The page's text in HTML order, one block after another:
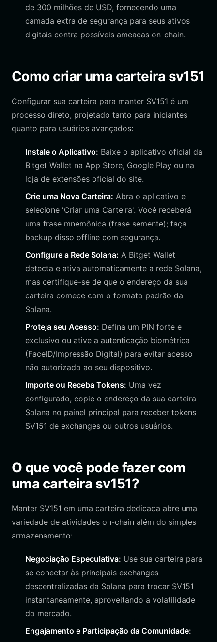
de 300 milhões de USD, fornecendo uma
camada extra de segurança para seus ativos
digitais contra possíveis ameaças on-chain.
Como criar uma carteira sv151
Configurar sua carteira para manter SV151 é um
processo direto, projetado tanto para iniciantes
quanto para usuários avançados:
Instale o Aplicativo: Baixe o aplicativo oficial da
Bitget Wallet na App Store, Google Play ou na
loja de extensões oficial do site.
Crie uma Nova Carteira: Abra o aplicativo e
selecione 'Criar uma Carteira'. Você receberá
uma frase mnemônica (frase semente); faça
backup disso offline com segurança.
Configure a Rede Solana: A Bitget Wallet
detecta e ativa automaticamente a rede Solana,
mas certifique-se de que o endereço da sua
carteira comece com o formato padrão da
Solana.
Proteja seu Acesso: Defina um PIN forte e
exclusivo ou ative a autenticação biométrica
(FaceID/Impressão Digital) para evitar acesso
não autorizado ao seu dispositivo.
Importe ou Receba Tokens: Uma vez
configurado, copie o endereço da sua carteira
Solana no painel principal para receber tokens
SV151 de exchanges ou outros usuários.
O que você pode fazer com
uma carteira sv151?
Manter SV151 em uma carteira dedicada abre uma
variedade de atividades on-chain além do simples
armazenamento:
Negociação Especulativa: Use sua carteira para
se conectar às principais exchanges
descentralizadas da Solana para trocar SV151
instantaneamente, aproveitando a volatilidade
do mercado.
Engajamento e Participação da Comunidade: